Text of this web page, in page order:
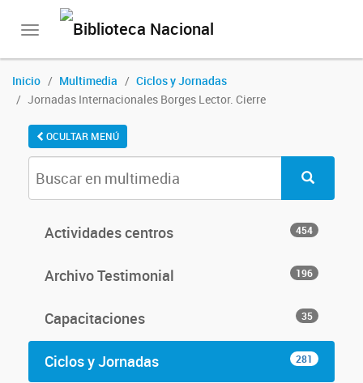
Toggle
Inicio Multimedia
Ciclos y Jornadas
Jornadas Internacionales Borges Lector. Cierre
OCULTAR MENÚ
Actividades centros 454
Archivo Testimonial 196
Capacitaciones 35
Ciclos y Jornadas 281